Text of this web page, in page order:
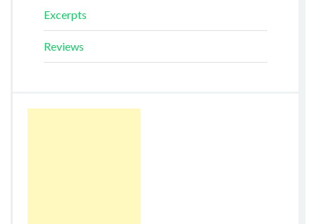
Excerpts
Reviews